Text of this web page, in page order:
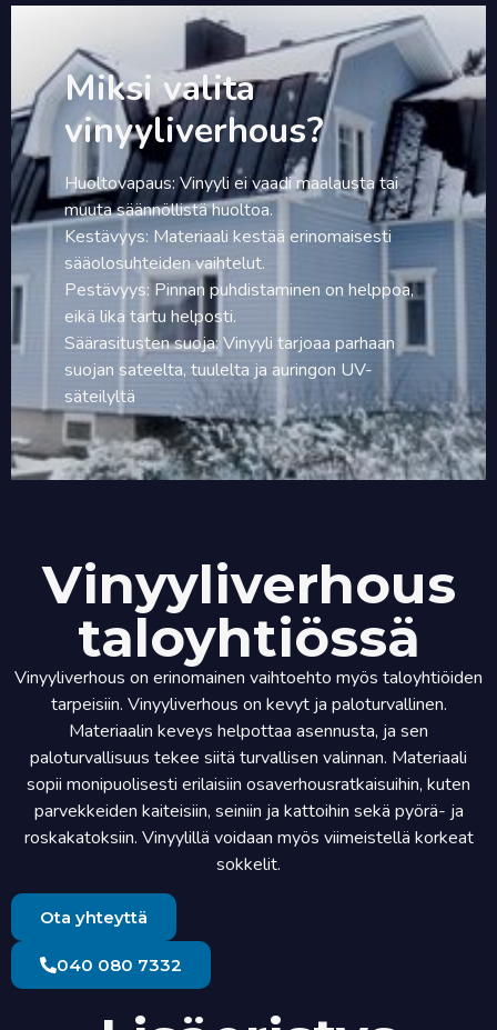
Miksi valita
vinyyliverhous?
Huoltovapaus: Vinyyli ei vaadi maalausta tai
muuta säännöllistä huoltoa.
Kestävyys: Materiaali kestää erinomaisesti
sääolosuhteiden vaihtelut.
Pestävyys: Pinnan puhdistaminen on helppoa,
eikä lika tartu helposti.
Säärasitusten suoja: Vinyyli tarjoaa parhaan
suojan sateelta, tuulelta ja auringon UV-
säteilyltä
Vinyyliverhous
taloyhtiössä
Vinyyliverhous on erinomainen vaihtoehto myös taloyhtiöiden
tarpeisiin. Vinyyliverhous on kevyt ja paloturvallinen.
Materiaalin keveys helpottaa asennusta, ja sen
paloturvallisuus tekee siitä turvallisen valinnan. Materiaali
sopii monipuolisesti erilaisiin osaverhousratkaisuihin, kuten
parvekkeiden kaiteisiin, seiniin ja kattoihin sekä pyörä- ja
roskakatoksiin. Vinyylillä voidaan myös viimeistellä korkeat
sokkelit.
Ota yhteyttä
040 080 7332